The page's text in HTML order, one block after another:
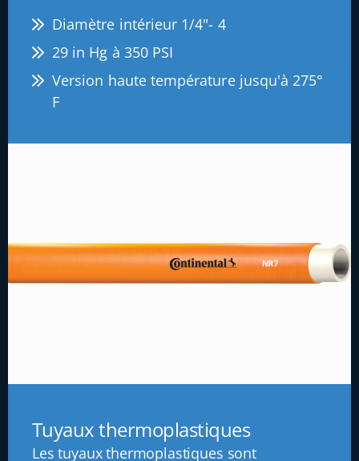
Diamètre intérieur 1/4"- 4
29 in Hg à 350 PSI
Version haute température jusqu'à 275°
F
Tuyaux thermoplastiques
Les tuyaux thermoplastiques sont